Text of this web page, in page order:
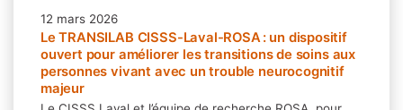
12 mars 2026
Le TRANSILAB CISSS-Laval-ROSA : un dispositif
ouvert pour améliorer les transitions de soins aux
personnes vivant avec un trouble neurocognitif
majeur